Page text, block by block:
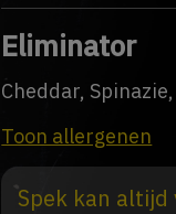
Eliminator
Cheddar,
Toon allergenen
Spek kan altijd